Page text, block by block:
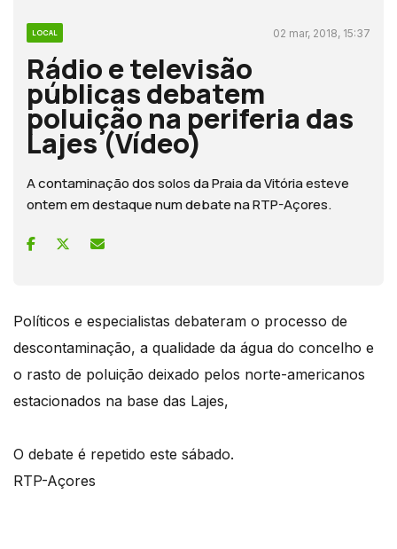
LOCAL 02 mar, 2018, 15:37
Rádio e televisão
públicas debatem
poluição na periferia das
Lajes (Vídeo)
A contaminação dos solos da Praia da Vitória esteve
ontem em destaque num debate na RTP-Açores.
Políticos e especialistas debateram o processo de
descontaminação, a qualidade da água do concelho e
o rasto de poluição deixado pelos norte-americanos
estacionados na base das Lajes,
O debate é repetido este sábado.
RTP-Açores